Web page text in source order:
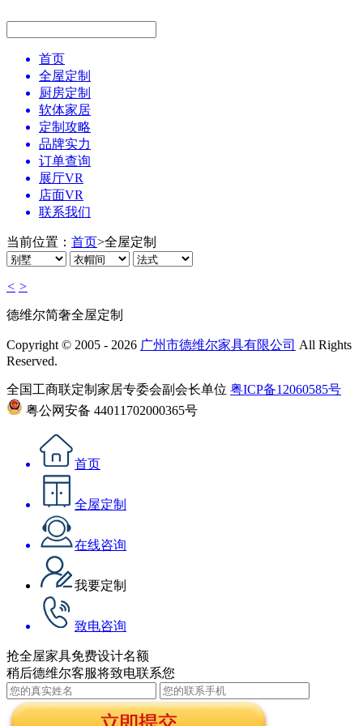
首页
全屋定制
厨房定制
软体家居
定制攻略
品牌实力
订单查询
展厅VR
店面VR
联系我们
当前位置： 首页>全屋定制
< >
德维尔简奢全屋定制
Copyright © 2005 - 2026 广州市德维尔家具有限公司 All Rights
Reserved.
全国工商联定制家居专委会副会长单位 粤ICP备12060585号
粤公网安备 44011702000365号
首页
全屋定制
在线咨询
我要定制
致电咨询
抢全屋家具免费设计名额
稍后德维尔客服将致电联系您